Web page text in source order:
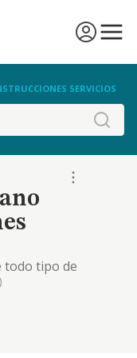
SERVICIOS
todo tipo de
o privadas,
con la
en
desarrollo,